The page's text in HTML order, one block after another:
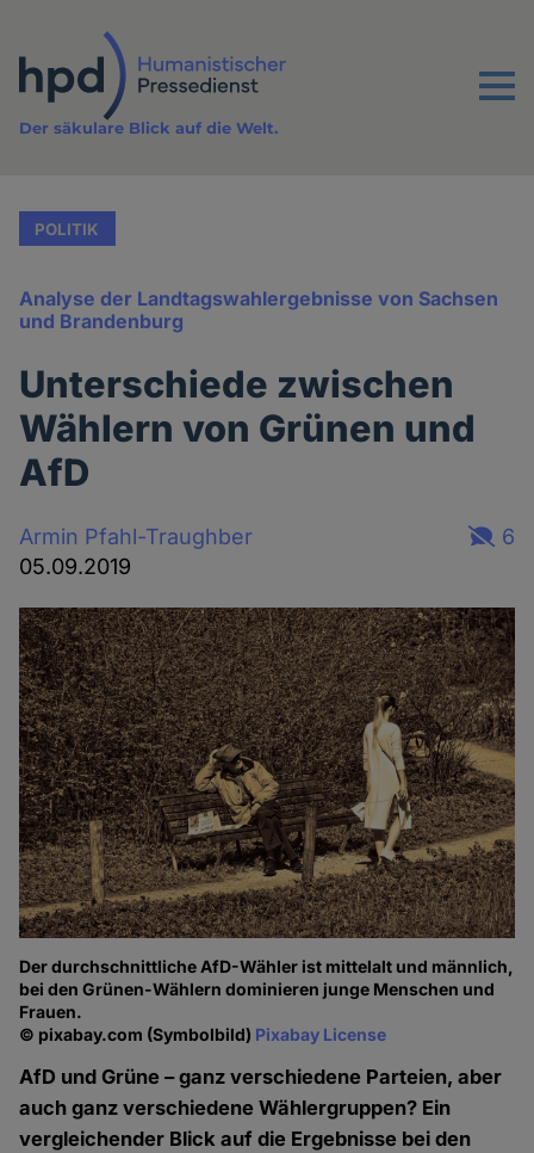
Inhalt
Menu
Der säkulare Blick auf die Welt.
POLITIK
Analyse der Landtagswahlergebnisse von Sachsen
und Brandenburg
Unterschiede zwischen
Wählern von Grünen und
AfD
Armin Pfahl-Traughber
05.09.2019
6
Der durchschnittliche AfD-Wähler ist mittelalt und männlich,
bei den Grünen-Wählern dominieren junge Menschen und
Frauen.
© pixabay.com (Symbolbild) Pixabay License
AfD und Grüne – ganz verschiedene Parteien, aber
auch ganz verschiedene Wählergruppen? Ein
vergleichender Blick auf die Ergebnisse bei den